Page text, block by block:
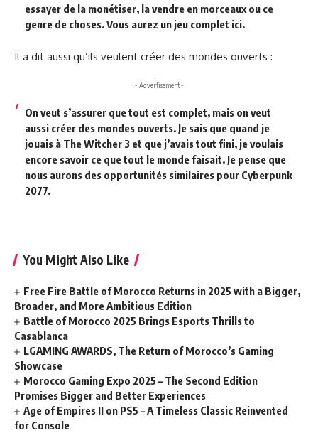
essayer de la monétiser, la vendre en morceaux ou ce
genre de choses. Vous aurez un jeu complet ici.
Il a dit aussi qu’ils veulent créer des mondes ouverts :
- Advertisement -
On veut s’assurer que tout est complet, mais on veut
aussi créer des mondes ouverts. Je sais que quand je
jouais à The Witcher 3 et que j’avais tout fini, je voulais
encore savoir ce que tout le monde faisait. Je pense que
nous aurons des opportunités similaires pour Cyberpunk
2077.
You Might Also Like
Free Fire Battle of Morocco Returns in 2025 with a Bigger,
Broader, and More Ambitious Edition
Battle of Morocco 2025 Brings Esports Thrills to
Casablanca
LGAMING AWARDS, The Return of Morocco’s Gaming
Showcase
Morocco Gaming Expo 2025 – The Second Edition
Promises Bigger and Better Experiences
Age of Empires II on PS5 – A Timeless Classic Reinvented
for Console